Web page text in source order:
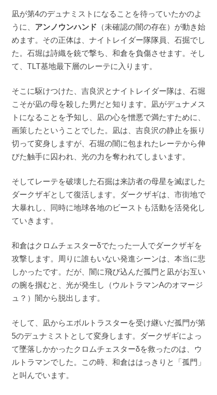
凪が第4のデュナミストになることを待っていたかのよ
うに、 アンノウンハンド （未確認の闇の存在）が動き始
めます。その正体は、ナイトレイダー隊隊員、石掘でし
た。石堀は詩織を銃で撃ち、和倉を負傷させます。そし
て、TLT基地最下層のレーテに入ります。
そこに駆けつけた、吉良沢とナイトレイダー隊は、石堀
こそが凪の母を殺した男だと知ります。凪がデュナメス
トになることを予知し、凪の心を憎悪で満たすために、
画策したということでした。凪は、吉良沢の静止を振り
切って変身しますが、石堀の闇に包まれたレーテから伸
びた触手に囚われ、光の力を奪われてしまいます。
そしてレーテを破壊した石掘は来訪者の母星を滅ぼした
ダークザギとして復活します。ダークザギは、市街地で
大暴れし、同時に地球各地のビーストも活動を活発化し
ていきます。
和倉はクロムチェスターδでたった一人でダークザギを
攻撃します。周りに誰もいない発進シーンは、本当に悲
しかったです。だが、闇に飛び込んだ孤門と凪がお互い
の腕を掴むと、光が発生し（ウルトラマンAのオマージ
ュ？）闇から脱出します。
そして、凪からエボルトラスターを受け継いだ孤門が第
5のデュナミストとして変身します。ダークザギによっ
て墜落しかかったクロムチェスターδを救ったのは、ウ
ルトラマンでした。この時、和倉ははっきりと「孤門」
と叫んでいます。